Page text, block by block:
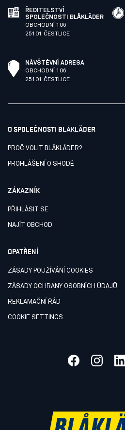
ŘEDITELSTVÍ
SPOLEČNOSTI BLÅKLÄDER
OBCHODNÍ 106
25101 ČESTLICE
NÁVŠTĚVNÍ ADRESA
OBCHODNÍ 106
25101 ČESTLICE
O SPOLEČNOSTI BLÅKLÄDER
PROČ VOLIT BLÅKLÄDER?
PROHLÁŠENÍ O SHODĚ
ZÁKAZNÍK
PŘIHLÁSIT SE
NAJÍT OBCHOD
OPATŘENÍ
ZÁSADY POUŽÍVÁNÍ COOKIES
ZÁSADY OCHRANY OSOBNÍCH ÚDAJŮ
REKLAMAČNÍ ŘÁD
COOKIE SETTINGS